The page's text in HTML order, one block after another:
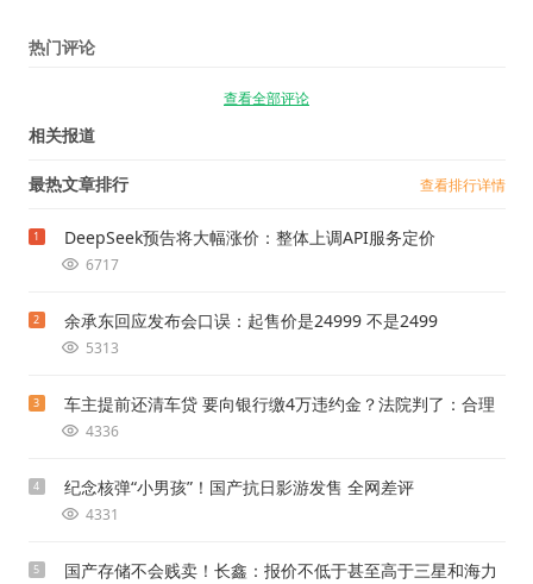
热门评论
查看全部评论
相关报道
最热文章排行 查看排行详情
1 DeepSeek预告将大幅涨价：整体上调API服务定价
6717
2 余承东回应发布会口误：起售价是24999 不是2499
5313
3 车主提前还清车贷 要向银行缴4万违约金？法院判了：合理
4336
4 纪念核弹“小男孩”！国产抗日影游发售 全网差评
4331
5
国产存储不会贱卖！长鑫：报价不低于甚至高于三星和海力